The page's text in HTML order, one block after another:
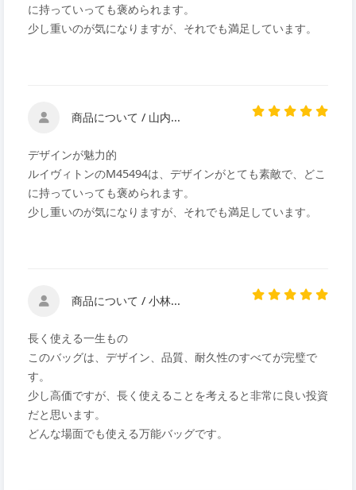
に持っていっても褒められます。
少し重いのが気になりますが、それでも満足しています。
商品について / 山内...
デザインが魅力的
ルイヴィトンのM45494は、デザインがとても素敵で、どこ
に持っていっても褒められます。
少し重いのが気になりますが、それでも満足しています。
商品について / 小林...
長く使える一生もの
このバッグは、デザイン、品質、耐久性のすべてが完璧で
す。
少し高価ですが、長く使えることを考えると非常に良い投資
だと思います。
どんな場面でも使える万能バッグです。